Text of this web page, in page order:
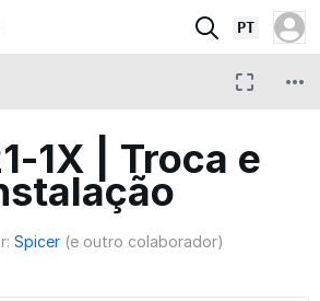
PT
1X | Troca e
Spicer (e outro colaborador)